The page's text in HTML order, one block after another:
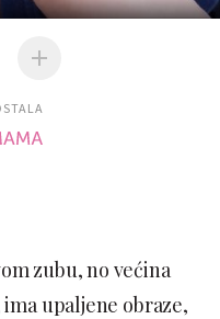
zubu, no većina
upaljene obraze,